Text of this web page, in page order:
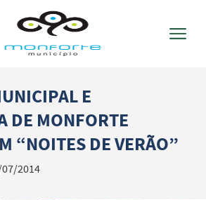
E
DE MONFORTE
“NOITES DE VERÃO”
2014